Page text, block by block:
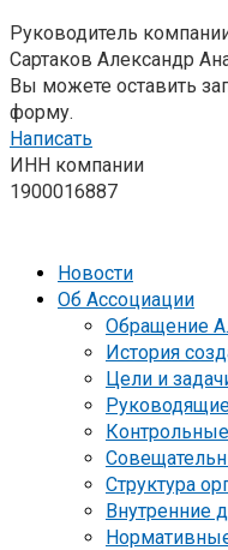
Руководитель
Сартаков Александр
Вы можете оставить
форму.
Написать
ИНН компании
1900016887
Новости
Об Ассоциации
Обращение
История
Цели и
Структура
Внутренние